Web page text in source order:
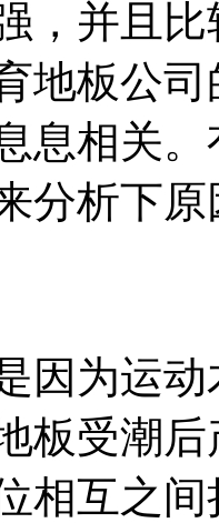
，并且
地板公
息相关
分析下
因为运
板受潮
相互之